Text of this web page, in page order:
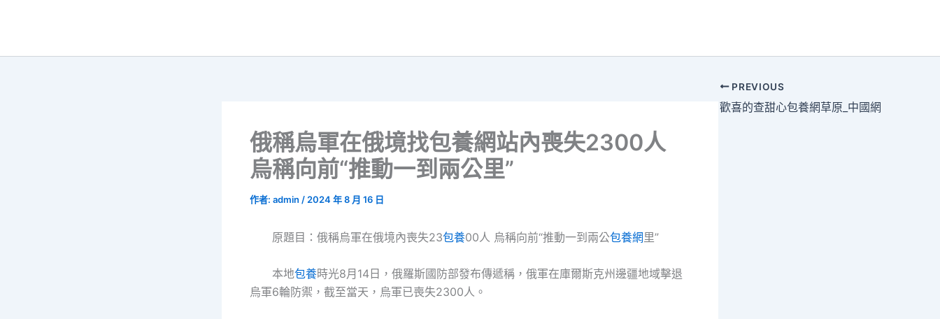
俄稱烏軍在俄境找包養網站內喪失2300人
烏稱向前“推動一到兩公里”
作者: admin / 2024 年 8 月 16 日
原題目：俄稱烏軍在俄境內喪失23包養00人 烏稱向前“推動一到兩公包養網 里”
本地包養時光8月14日，俄羅斯國防部發布傳遞稱，俄軍在庫爾斯克州邊疆地域擊退
烏軍6輪防禦，截至當天，烏軍已喪失2300人。
PREVIOUS
歡喜的查甜心包養網草原_中國網